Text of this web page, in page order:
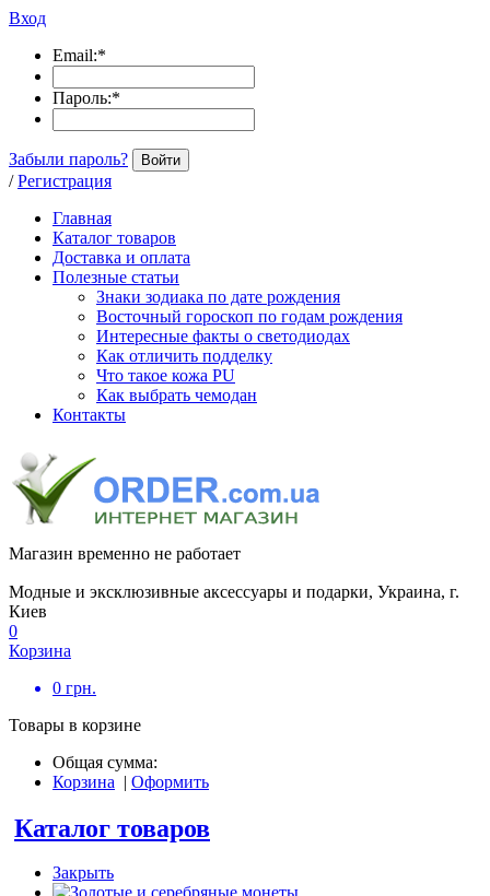
Вход
Email:*
Пароль:*
Забыли пароль? Войти
/ Регистрация
Главная
Каталог товаров
Доставка и оплата
Полезные статьи
Знаки зодиака по дате рождения
Восточный гороскоп по годам рождения
Интересные факты о светодиодах
Как отличить подделку
Что такое кожа PU
Как выбрать чемодан
Контакты
Магазин временно не работает
Модные и эксклюзивные аксессуары и подарки, Украина, г.
Киев
0
Корзина
0 грн.
Товары в корзине
Общая сумма:
Корзина | Оформить
Каталог товаров
Закрыть